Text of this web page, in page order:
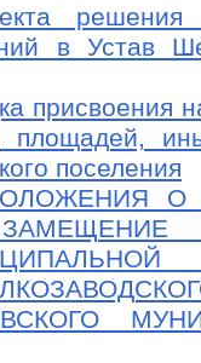
в Устав
присвоения
площадей,
поселения
О